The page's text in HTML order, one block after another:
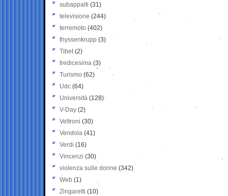
subappalti (31)
televisione(244)
terremoto (402)
thyssenkrupp (3)
Tibet(2)
tredicesima (3)
Turismo (62)
Udc (64)
Università (128)
V-Day (2)
Veltroni (30)
Vendola (41)
Verdi (16)
Vincenzi (30)
violenza sulle donne (342)
Web (1)
Zingaretti (10)